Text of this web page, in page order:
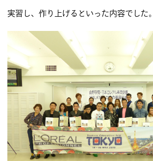
実習し、作り上げるといった内容でした。